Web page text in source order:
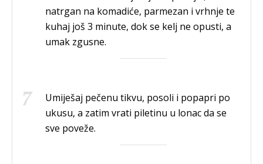
natrgan na komadiće, parmezan i vrhnje te
kuhaj još 3 minute, dok se kelj ne opusti, a
umak zgusne.
Umiješaj pečenu tikvu, posoli i popapri po
ukusu, a zatim vrati piletinu u lonac da se
sve poveže.